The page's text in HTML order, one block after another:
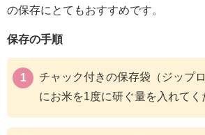
の保存にとてもおすすめです。
保存の手順
チャック付きの保存袋（ジップ
にお米を1度に研ぐ量を入れてく